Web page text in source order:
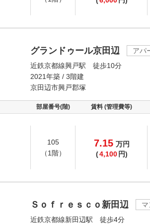
グランドゥール京田辺
アパ
近鉄京都線興戸駅 徒歩10分
2021年築 / 3階建
京田辺市興戸郡塚
部屋番号(階) 賃料 (管理費等)
105
（1階）
7.15 万円
(4,100 円)
Ｓｏｆｒｅｓｃｏ新田辺
近鉄京都線新田辺駅 徒歩4分